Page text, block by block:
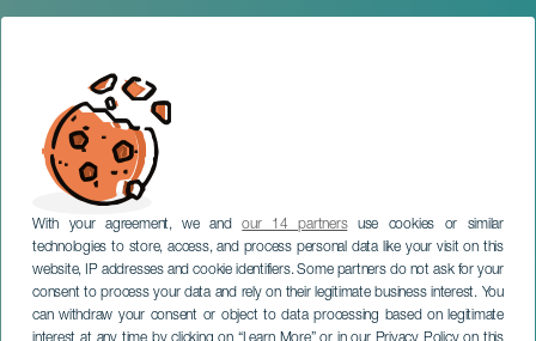
With your agreement, we andour 14 partnersuse cookies or similar
technologies to store, access, and process personal data like your visit on this
website, IP addresses and cookie identifiers. Some partners do not ask for your
consent to process your data and rely on their legitimate business interest. You
can withdraw your consent or object to data processing based on legitimate
TENERIFE